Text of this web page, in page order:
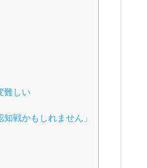
難しい
戦かもしれません」